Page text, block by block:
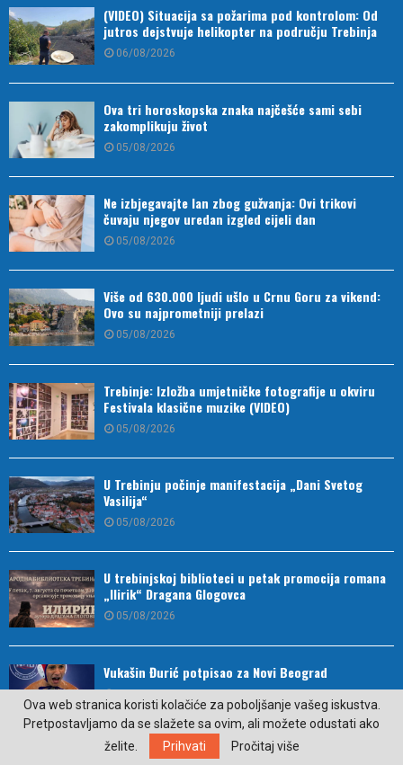
(VIDEO) Situacija sa požarima pod kontrolom: Od
jutros dejstvuje helikopter na području Trebinja
06/08/2026
Ova tri horoskopska znaka najčešće sami sebi
zakomplikuju život
05/08/2026
Ne izbjegavajte lan zbog gužvanja: Ovi trikovi
čuvaju njegov uredan izgled cijeli dan
05/08/2026
Više od 630.000 ljudi ušlo u Crnu Goru za vikend:
Ovo su najprometniji prelazi
05/08/2026
Trebinje: Izložba umjetničke fotografije u okviru
Festivala klasične muzike (VIDEO)
05/08/2026
U Trebinju počinje manifestacija „Dani Svetog
Vasilija“
05/08/2026
U trebinjskoj biblioteci u petak promocija romana
„Ilirik“ Dragana Glogovca
05/08/2026
Vukašin Đurić potpisao za Novi Beograd
05/08/2026
Ova web stranica koristi kolačiće za poboljšanje vašeg iskustva.
Pretpostavljamo da se slažete sa ovim, ali možete odustati ako
želite.
Prihvati Pročitaj više